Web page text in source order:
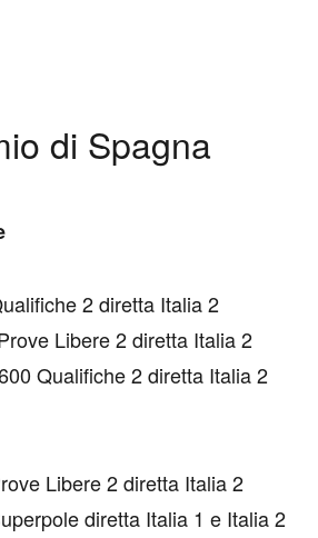
di Spagna
2 diretta Italia 2
Libere 2 diretta Italia 2
Qualifiche 2 diretta Italia 2
Libere 2 diretta Italia 2
diretta Italia 1 e Italia 2